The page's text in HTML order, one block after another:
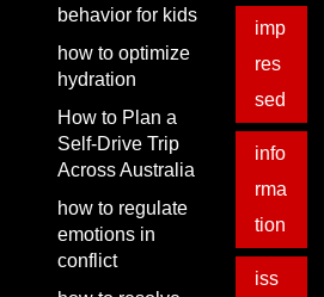
behavior for kids
how to optimize
hydration
How to Plan a
Self-Drive Trip
Across Australia
how to regulate
emotions in
conflict
imp
res
sed
info
rma
tion
iss